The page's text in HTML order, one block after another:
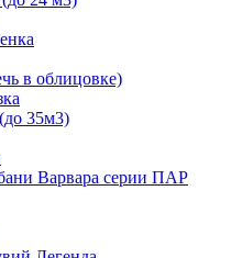
в облицовке)
35м3)
Варвара серии ПАР